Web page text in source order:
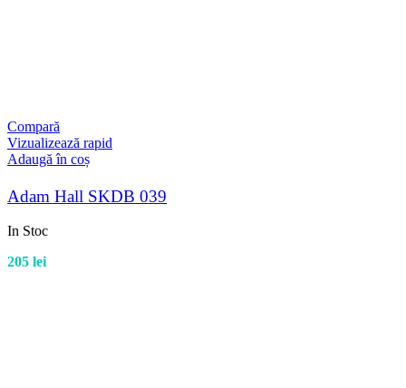
Compară
Vizualizează rapid
Adaugă în coș
Adam Hall SKDB 039
In Stoc
205 lei